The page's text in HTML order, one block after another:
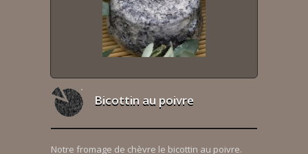
Bicottin au poivre
Notre fromage de chèvre le bicottin au poivre.